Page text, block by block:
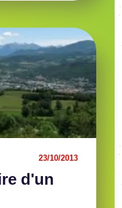
d'un
23/10/2013